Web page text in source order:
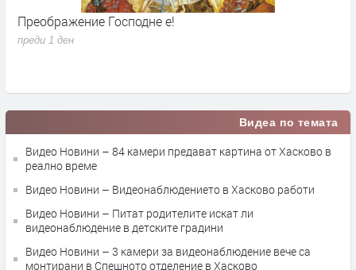
е!
Видеа по темата
Видео Новини – 84 камери предават картина от Хасково в
реално време
Видео Новини – Видеонаблюдението в Хасково работи
Видео Новини – Питат родителите искат ли
видеонаблюдение в детските градини
Видео Новини – 3 камери за видеонаблюдение вече са
монтирани в Спешното отделение в Хасково